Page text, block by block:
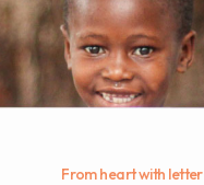
From heart with letter